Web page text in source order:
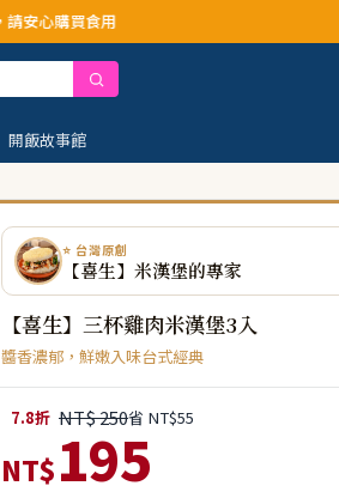
開飯故事館
⭐ 台灣原創
【喜生】米漢堡的專家
【喜生】三杯雞肉米漢堡3入
醬香濃郁，鮮嫩入味台式經典
7.8折 NT$ 250省 NT$55
NT$195